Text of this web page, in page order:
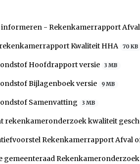
- Rekenkamerrapport
Kwaliteit HHA 70 KB
Hoofdrapport versie 3 MB
Bijlagenboek versie 9 MB
Samenvatting 3 MB
rekenkameronderzoek kwaliteit
Rekenkamerrapport Afval
gemeenteraad